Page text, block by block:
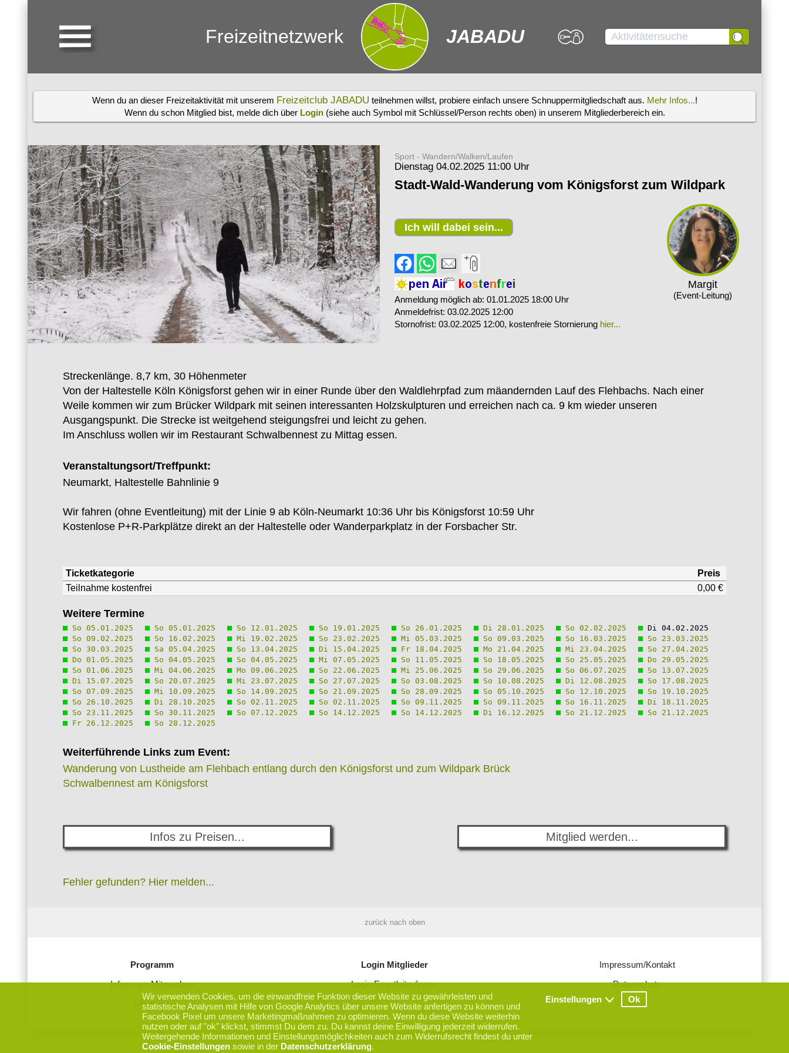
Freizeitnetzwerk JABADU
Wenn du an dieser Freizeitaktivität mit unserem Freizeitclub JABADU teilnehmen willst, probiere einfach unsere Schnuppermitgliedschaft aus. Mehr Infos...!
Wenn du schon Mitglied bist, melde dich über Login(siehe auch Symbol mit Schlüssel/Person rechts oben) in unserem Mitgliederbereich ein.
Sport - Wandern/Walken/Laufen
Dienstag 04.02.2025 11:00 Uhr
Stadt-Wald-Wanderung vom Königsforst zum Wildpark
Margit
(Event-Leitung)
Ich will dabei sein...
Anmeldung möglich ab: 01.01.2025 18:00 Uhr
Anmeldefrist: 03.02.2025 12:00
Stornofrist: 03.02.2025 12:00, kostenfreie Stornierung hier...
Streckenlänge. 8,7 km, 30 Höhenmeter
Von der Haltestelle Köln Königsforst gehen wir in einer Runde über den Waldlehrpfad zum mäandernden Lauf des Flehbachs. Nach einer
Weile kommen wir zum Brücker Wildpark mit seinen interessanten Holzskulpturen und erreichen nach ca. 9 km wieder unseren
Ausgangspunkt. Die Strecke ist weitgehend steigungsfrei und leicht zu gehen.
Im Anschluss wollen wir im Restaurant Schwalbennest zu Mittag essen.
Veranstaltungsort/Treffpunkt:
Neumarkt, Haltestelle Bahnlinie 9
Wir fahren (ohne Eventleitung) mit der Linie 9 ab Köln-Neumarkt 10:36 Uhr bis Königsforst 10:59 Uhr
Kostenlose P+R-Parkplätze direkt an der Haltestelle oder Wanderparkplatz in der Forsbacher Str.
Ticketkategorie
Preis
Teilnahme kostenfrei
0,00 €
Weitere Termine
So 05.01.2025 So 05.01.2025 So 12.01.2025 So 19.01.2025 So 26.01.2025 Di 28.01.2025 So 02.02.2025
Di 04.02.2025
So 09.02.2025
So 16.02.2025 Mi 19.02.2025 So 23.02.2025 Mi 05.03.2025 So 09.03.2025 So 16.03.2025
So 23.03.2025
So 30.03.2025
Sa 05.04.2025 So 13.04.2025 Di 15.04.2025 Fr 18.04.2025 Mo 21.04.2025 Mi 23.04.2025
So 27.04.2025
Do 01.05.2025
So 04.05.2025 So 04.05.2025 Mi 07.05.2025 So 11.05.2025 So 18.05.2025 So 25.05.2025
Do 29.05.2025
So 01.06.2025
Mi 04.06.2025 Mo 09.06.2025 So 22.06.2025 Mi 25.06.2025 So 29.06.2025 So 06.07.2025
So 13.07.2025
Di 15.07.2025
So 20.07.2025 Mi 23.07.2025 So 27.07.2025 So 03.08.2025 So 10.08.2025 Di 12.08.2025
So 17.08.2025
So 07.09.2025
Mi 10.09.2025 So 14.09.2025 So 21.09.2025 So 28.09.2025 So 05.10.2025 So 12.10.2025
So 19.10.2025
So 26.10.2025
Di 28.10.2025 So 02.11.2025 So 02.11.2025 So 09.11.2025 So 09.11.2025 So 16.11.2025
Di 18.11.2025
So 23.11.2025
So 30.11.2025 So 07.12.2025 So 14.12.2025 So 14.12.2025 Di 16.12.2025 So 21.12.2025
So 21.12.2025
Fr 26.12.2025
So 28.12.2025
Weiterführende Links zum Event:
Wanderung von Lustheide am Flehbach entlang durch den Königsforst und zum Wildpark Brück
Schwalbennest am Königsforst
Infos zu Preisen... Mitglied werden...
Fehler gefunden? Hier melden...
zurück nach oben
Programm
Infos zum Mitmachen
Über uns
Login Mitglieder
Login Eventleiter/innen
Impressum/Kontakt
Datenschutz
AGB
Wir verwenden Cookies, um die einwandfreie Funktion dieser Website zu gewährleisten und
statistische Analysen mit Hilfe von Google Analytics über unsere Website anfertigen zu können und
Facebook Pixel um unsere Marketingmaßnahmen zu optimieren. Wenn du diese Website weiterhin
nutzen oder auf "ok" klickst, stimmst Du dem zu. Du kannst deine Einwilligung jederzeit widerrufen.
Weitergehende Informationen und Einstellungsmöglichkeiten auch zum Widerrufsrecht findest du unter
Cookie-Einstellungen sowie in der Datenschutzerklärung.
Einstellungen Ok